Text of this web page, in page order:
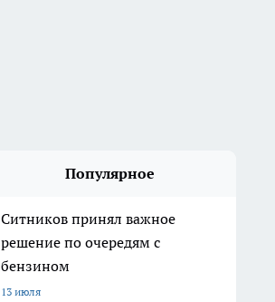
Популярное
Ситников принял важное
решение по очередям с
бензином
13 июля